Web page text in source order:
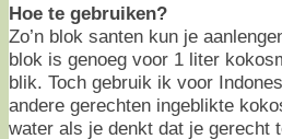
Hoe te gebruiken?
Zo’n blok santen kun je
blok is genoeg voor 1 liter
blik. Toch gebruik ik voor
andere gerechten ingeblikte
water als je denkt dat je gerecht